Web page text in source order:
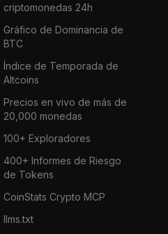
criptomonedas 24h
Gráfico de Dominancia de
BTC
Índice de Temporada de
Altcoins
Precios en vivo de más de
20,000 monedas
100+ Exploradores
400+ Informes de Riesgo
de Tokens
CoinStats Crypto MCP
llms.txt